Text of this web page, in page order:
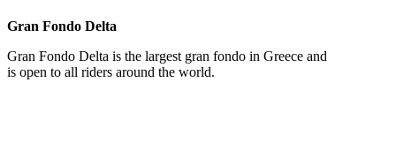
Gran Fondo Delta
Gran Fondo Delta is the largest gran fondo in Greece and
is open to all riders around the world.